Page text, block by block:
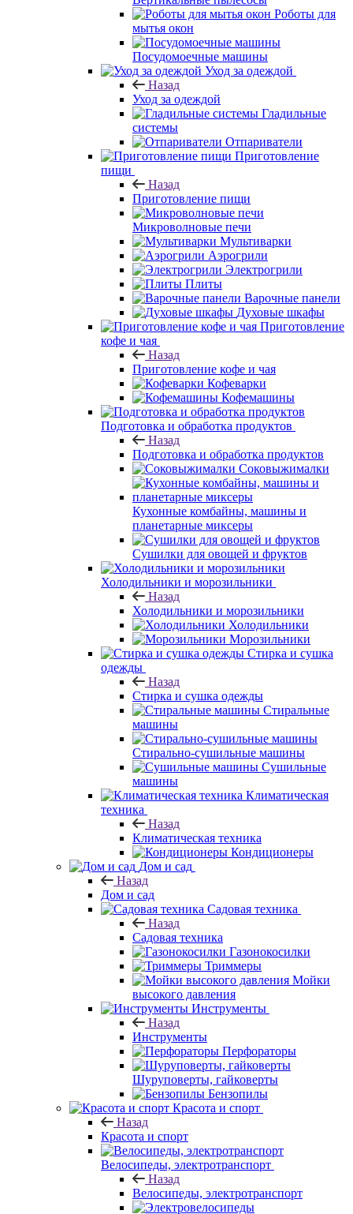
Роботы для
мытья окон
Посудомоечные машины
Уход за одеждой
Назад
Уход за одеждой
Гладильные
системы
Отпариватели
Приготовление
пищи
Назад
Приготовление пищи
Микроволновые печи
Мультиварки
Аэрогрили
Электрогрили
Плиты
Варочные панели
Духовые шкафы
Приготовление
кофе и чая
Назад
Приготовление кофе и чая
Кофеварки
Кофемашины
Подготовка и обработка продуктов
Назад
Подготовка и обработка продуктов
Соковыжималки
Кухонные комбайны, машины и
планетарные миксеры
Сушилки для овощей и фруктов
Холодильники и морозильники
Назад
Холодильники и морозильники
Холодильники
Морозильники
Стирка и сушка
одежды
Назад
Стирка и сушка одежды
Стиральные
машины
Стирально-сушильные машины
Сушильные
машины
Климатическая
техника
Назад
Климатическая техника
Кондиционеры
Дом и сад
Назад
Дом и сад
Садовая техника
Назад
Садовая техника
Газонокосилки
Триммеры
Мойки
высокого давления
Инструменты
Назад
Инструменты
Перфораторы
Шуруповерты, гайковерты
Бензопилы
Красота и спорт
Назад
Красота и спорт
Велосипеды, электротранспорт
Назад
Велосипеды, электротранспорт